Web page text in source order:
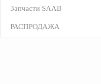
Запчасти SAAB
РАСПРОДАЖА